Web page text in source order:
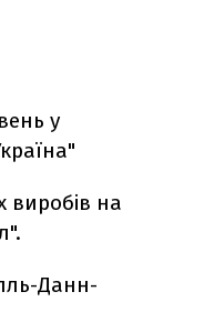
у
виробів на
Данн-